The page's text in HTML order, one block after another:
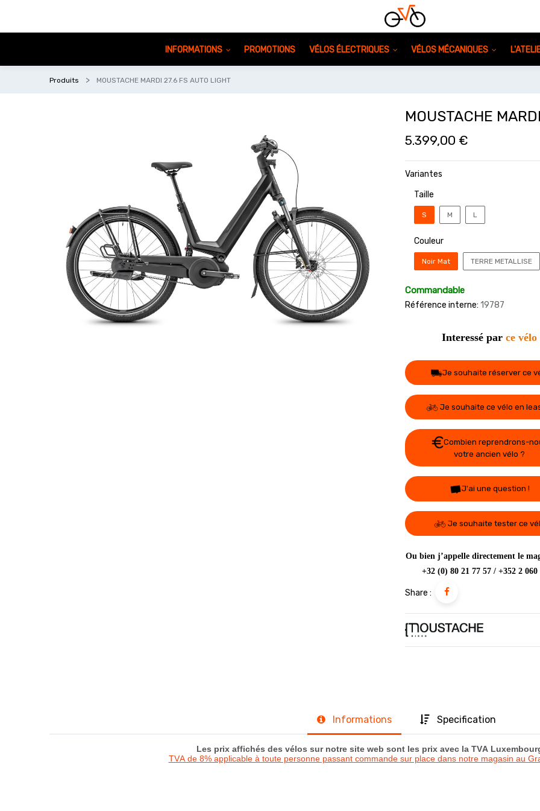
INFORMATIONS PROMOTIONS VÉLOS ÉLECTRIQUES VÉLOS MÉCANIQUES
Produits MOUSTACHE MARDI 27.6 FS AUTO LIGHT
MOUSTACHE
5.399,00 €
Variantes
Taille
S M L
Couleur
Noir Mat TERRE METALLISE
Commandable
Référence interne: 19787
Interessé par ce vélo
Je souhaite réserver ce
Je souhaite ce vélo en
Combien reprendrons-
votre ancien vélo ?
J'ai une question !
Je souhaite tester ce
Ou bien j’appelle directement le
+32 (0) 80 21 77 57 / +352 2 060
Share :
Informations Specification
Les prix affichés des vélos sur notre site web sont les prix avec la TVA
TVA de 8% applicable à toute personne passant commande sur place dans notre magasin au